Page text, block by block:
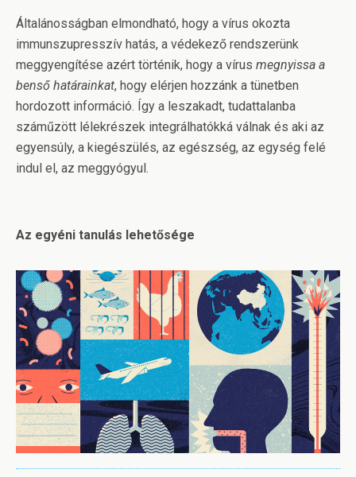
Általánosságban elmondható, hogy a vírus okozta
immunszupresszív hatás, a védekező rendszerünk
meggyengítése azért történik, hogy a vírus megnyissa a
benső határainkat, hogy elérjen hozzánk a tünetben
hordozott információ. Így a leszakadt, tudattalanba
száműzött lélekrészek integrálhatókká válnak és aki az
egyensúly, a kiegészülés, az egészség, az egység felé
indul el, az meggyógyul.
Az egyéni tanulás lehetősége